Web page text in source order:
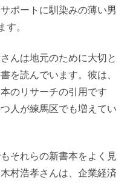
ポートに馴染みの薄い男
。
んは地元のために大切と
を読んでいます。彼は、
のリサーチの引用です
人が練馬区でも増えてい
それらの新書本をよく見
村浩孝さんは、企業経済